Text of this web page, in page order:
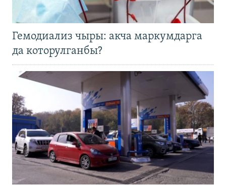
Гемодиализ чыры: акча маркумдарга
да которулганбы?